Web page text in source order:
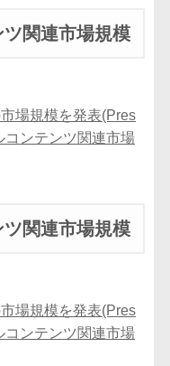
関連市場規模
場規模を発表(Pres
ンテンツ関連市場
関連市場規模
場規模を発表(Pres
ンテンツ関連市場